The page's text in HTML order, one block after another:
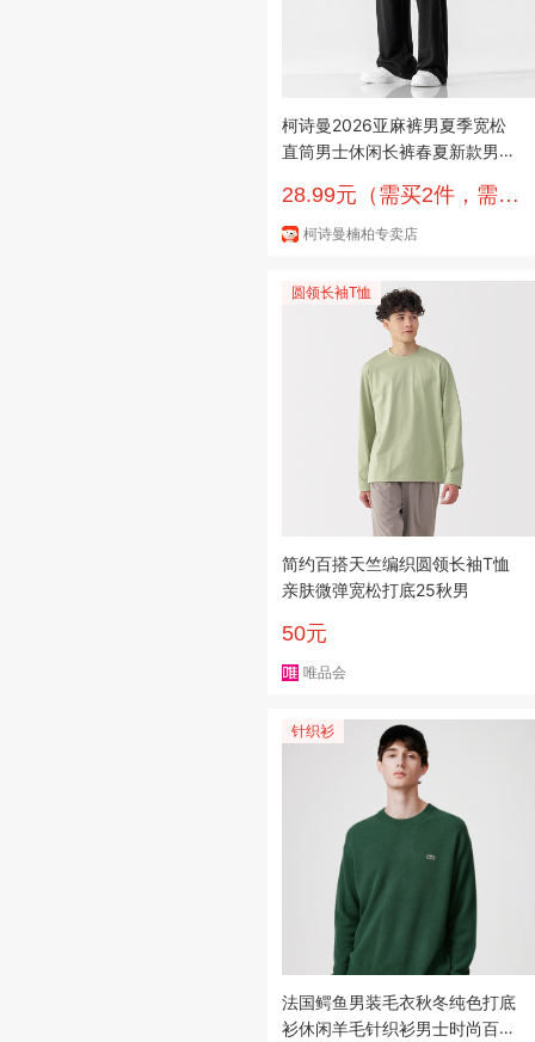
柯诗曼2026亚麻裤男夏季宽松
直筒男士休闲长裤春夏新款男裤
125斤
28.99元（需买2件，需用
柯诗曼楠柏专卖店
圆领长袖T恤
简约百搭天竺编织圆领长袖T恤
亲肤微弹宽松打底25秋男
50元
唯品会
针织衫
法国鳄鱼男装毛衣秋冬纯色打底
衫休闲羊毛针织衫男士时尚百搭